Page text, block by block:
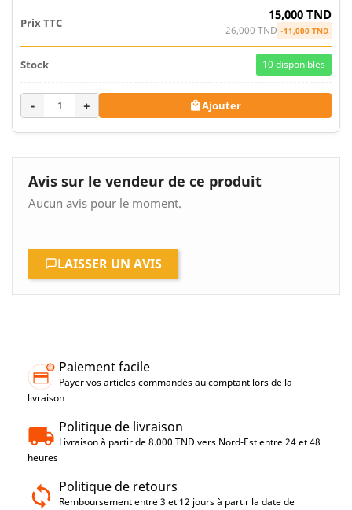
15,000 TND
26,000 TND -11,000 TND
10 disponibles
- + Ajouter
Avis sur le vendeur de ce produit
Aucun avis pour le moment.
LAISSER UN AVIS
Paiement facile
Payer vos articles commandés au comptant lors de la
livraison
Politique de livraison
Livraison à partir de 8.000 TND vers Nord-Est entre 24 et 48
heures
Politique de retours
Remboursement entre 3 et 12 jours à partir la date de